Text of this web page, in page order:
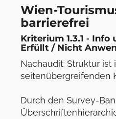
Wien-
barrierefrei
Kriterium 1.3.1 - Info
Erfüllt / Nicht
Nachaudit: Struktur ist
seitenübergreifenden
Durch den Survey-